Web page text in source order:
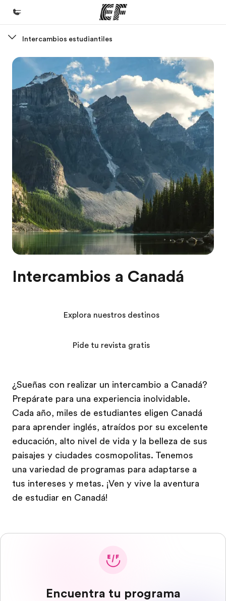
Bienvenido a EF
Programas
Ver todo lo que hacemos
Oficinas
Encuentra una oficina
Sobre nosotros
Quiénes somos
Trabajos
Únete al equipo
Intercambios estudiantiles
Intercambios a Canadá
¿Sueñas con realizar un intercambio a Canadá?
Prepárate para una experiencia inolvidable.
Cada año, miles de estudiantes eligen Canadá
para aprender inglés, atraídos por su excelente
educación, alto nivel de vida y la belleza de sus
paisajes y ciudades cosmopolitas. Tenemos
una variedad de programas para adaptarse a
tus intereses y metas. ¡Ven y vive la aventura
de estudiar en Canadá!
Explora nuestros destinos
Pide tu revista gratis
Encuentra tu programa